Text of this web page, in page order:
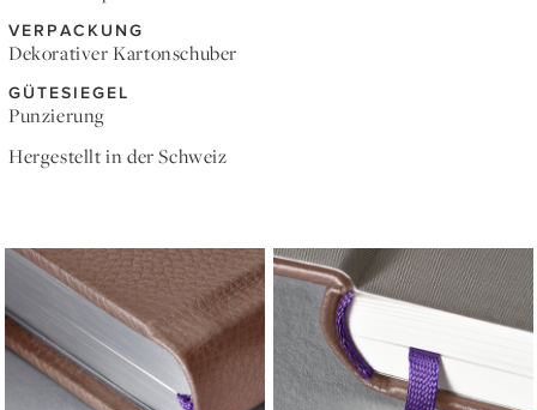
VERPACKUNG
Dekorativer Kartonschuber
GÜTESIEGEL
Punzierung
Hergestellt in der Schweiz